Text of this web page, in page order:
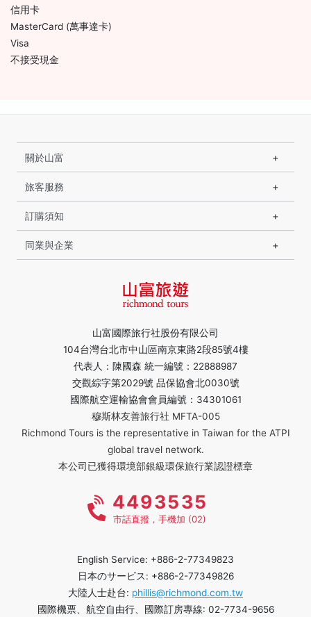
信用卡
MasterCard (萬事達卡)
Visa
不接受現金
山富國際旅行社股份有限公司
104台灣台北市中山區南京東路2段85號4樓
代表人：陳國森 統一編號：22888987
交觀綜字第2029號 品保協會北0030號
國際航空運輸協會會員編號：34301061
穆斯林友善旅行社 MFTA-005
Richmond Tours is the representative in Taiwan for the ATPI
global travel network.
本公司已獲得環境部銀級環保旅行業認證標章
關於山富
旅客服務
訂購須知
同業與企業
4493535
市話直撥，手機加 (02)
English Service: +886-2-77349823
日本のサービス: +886-2-77349826
大陸人士赴台: phillis@richmond.com.tw
國際機票、航空自由行、國際訂房專線: 02-7734-9656